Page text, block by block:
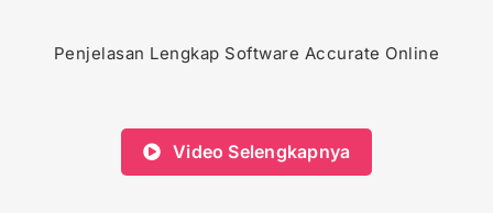
Penjelasan Lengkap Software Accurate Online
Video Selengkapnya